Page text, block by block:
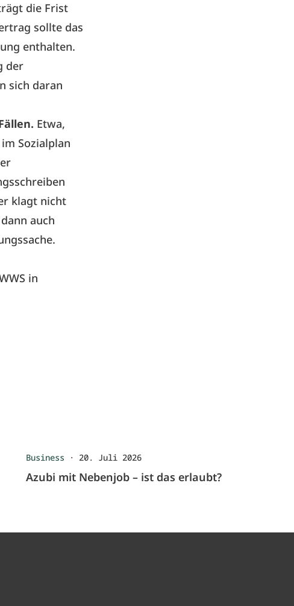
die Frist
sollte das
enthalten.
der
sich daran
Etwa,
Sozialplan
klagt nicht
auch
in
Business · 20. Juli 2026
Azubi mit Nebenjob – ist das erlaubt?